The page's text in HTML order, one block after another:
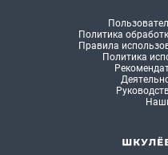
Политика
Правила
Политика